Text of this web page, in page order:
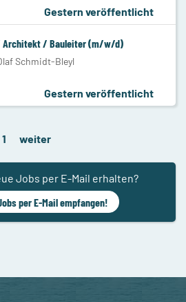
Gestern veröffentlicht
Architekt / Bauleiter (m/w/d)
Schmidt-Bleyl
Gestern veröffentlicht
1 weiter
Jobs per E-Mail erhalten?
per E-Mail empfangen!